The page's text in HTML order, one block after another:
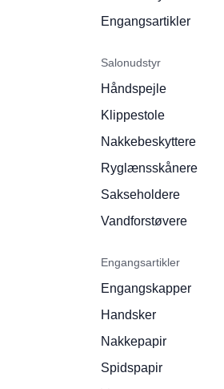
Engangsartikler
Salonudstyr
Håndspejle
Klippestole
Nakkebeskyttere
Ryglænsskånere
Sakseholdere
Vandforstøvere
Engangsartikler
Engangskapper
Handsker
Nakkepapir
Spidspapir